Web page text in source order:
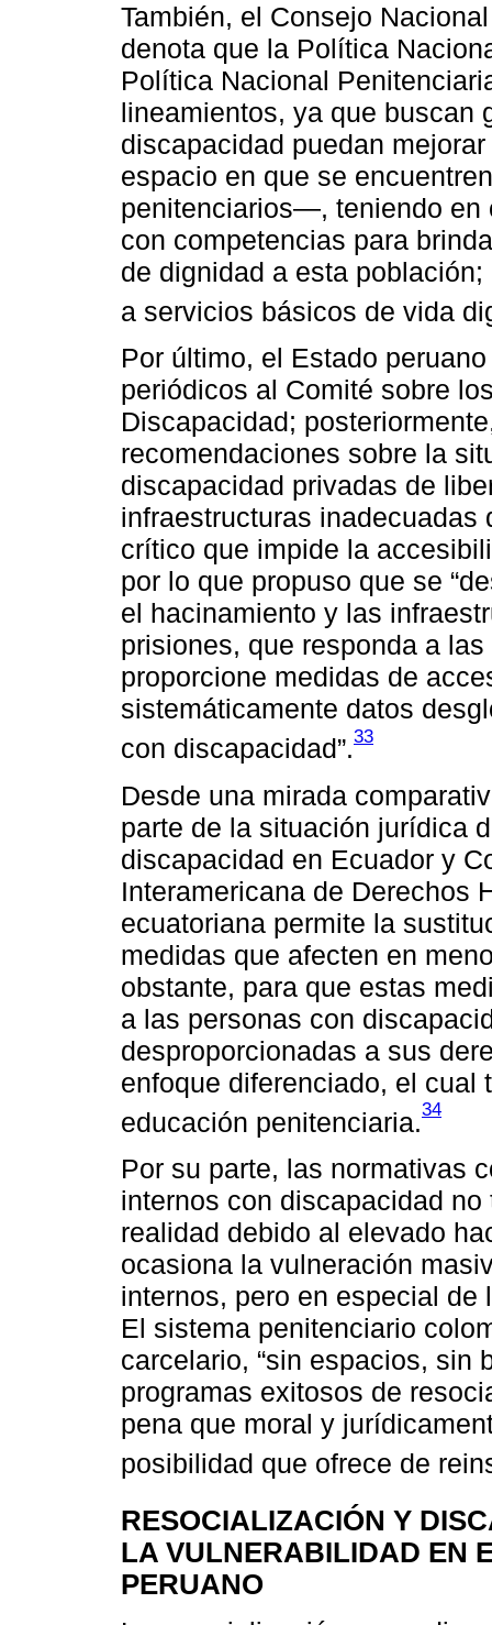
También, el Consejo
denota que la Política
Política Nacional
lineamientos, ya que buscan
discapacidad puedan
espacio en que se
penitenciarios—, teniendo en
con competencias para
de dignidad a esta
a servicios básicos de vida
Por último, el Estado
periódicos al Comité sobre
Discapacidad;
recomendaciones sobre la
discapacidad privadas de
infraestructuras
crítico que impide la
por lo que propuso que se
el hacinamiento y las
prisiones, que responda a
proporcione medidas de
sistemáticamente datos
con discapacidad”.33
Desde una mirada
parte de la situación jurídica
discapacidad en Ecuador y
Interamericana de Derechos
ecuatoriana permite la
medidas que afecten en
obstante, para que estas
a las personas con
desproporcionadas a sus
enfoque diferenciado, el
educación penitenciaria.34
Por su parte, las normativas
internos con discapacidad
realidad debido al elevado
ocasiona la vulneración
internos, pero en especial
El sistema penitenciario
carcelario, “sin espacios, sin
programas exitosos de
pena que moral y
posibilidad que ofrece de
RESOCIALIZACIÓN Y
LA VULNERABILIDAD EN
PERUANO